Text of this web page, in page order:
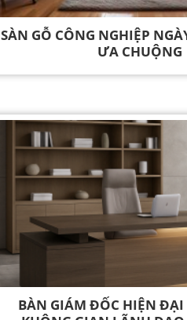
SÀN GỖ CÔNG NGHIỆP
ƯA CHUỘNG
BÀN GIÁM ĐỐC HIỆN ĐẠI